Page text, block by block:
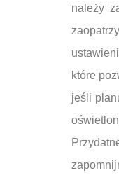
należy
które
jeśli